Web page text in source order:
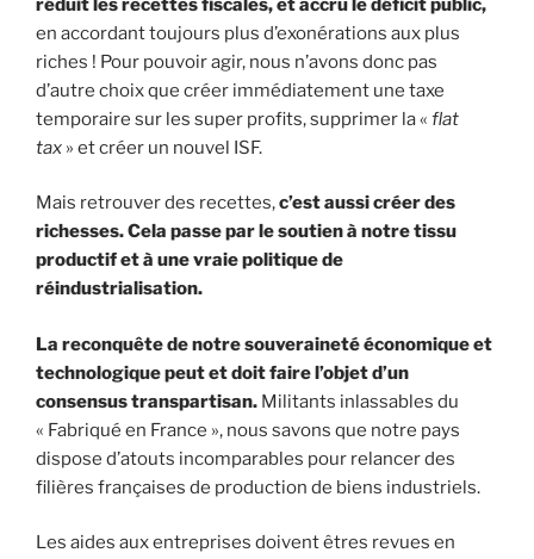
en accordant toujours plus d’exonérations aux plus
riches ! Pour pouvoir agir, nous n’avons donc pas
d’autre choix que créer immédiatement une taxe
temporaire sur les super profits, supprimer la « flat
tax » et créer un nouvel ISF.
Mais retrouver des recettes,c’est aussi créer des
richesses. Cela passe par le soutien à notre tissu
productif et à une vraie politique de
réindustrialisation.
La reconquête de notre souveraineté économique et
technologique peut et doit faire l’objet d’un
consensus transpartisan. Militants inlassables du
« Fabriqué en France », nous savons que notre pays
dispose d’atouts incomparables pour relancer des
filières françaises de production de biens industriels.
Les aides aux entreprises doivent êtres revues en